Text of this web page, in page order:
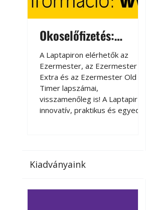
Okoselőfizetés:
Ezermester Extra
A Laptapiron elérhetők az
Ezermester, az Ezermester
Extra és az Ezermester Old
Timer lapszámai,
visszamenőleg is! A Laptapir új,
innovatív, praktikus és egyedi
az otthonában, útközben vagy
elérhetők lapszámaink. Bárhol,
Kiadványaink